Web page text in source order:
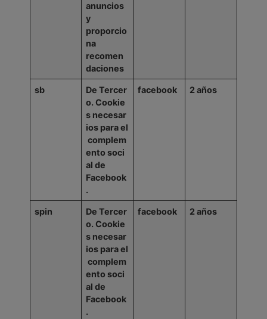
anuncios
y
proporcio
na
recomen
daciones
sb De Tercer
o. Cookie
s necesar
ios parael
complem
ento soci
al de
Facebook
.
facebook 2años
spin De Tercer
o. Cookie
s necesar
ios parael
complem
ento soci
al de
Facebook
.
facebook 2 años